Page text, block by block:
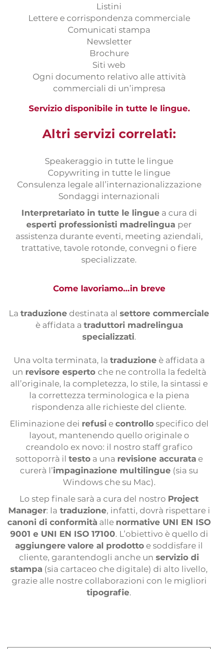
Listini
Lettere e corrispondenza commerciale
Comunicati stampa
Newsletter
Brochure
Siti web
Ogni documento relativo alle attività
commerciali di un’impresa
Servizio disponibile in tutte le lingue.
Altri servizi correlati:
Speakeraggio in tutte le lingue
Copywriting in tutte le lingue
Consulenza legale all’internazionalizzazione
Sondaggi internazionali
Interpretariato in tutte le lingue a cura di
esperti professionisti madrelingua per
assistenza durante eventi, meeting aziendali,
trattative, tavole rotonde, convegni o fiere
specializzate.
Come lavoriamo…in breve
La traduzione destinata al settore commerciale
è affidata a traduttori madrelingua
specializzati.
Una volta terminata, la traduzione è affidata a
un revisore esperto che ne controlla la fedeltà
all’originale, la completezza, lo stile, la sintassi e
la correttezza terminologica e la piena
rispondenza alle richieste del cliente.
Eliminazione dei refusi e controllospecifico del
layout, mantenendo quello originale o
creandolo ex novo: il nostro staff grafico
sottoporrà il testoa una revisione accuratae
curerà l’impaginazione multilingue (sia su
Windows che su Mac).
Lo step finale sarà a cura del nostro Project
Manager: la traduzione, infatti, dovrà rispettare i
canoni di conformità alle normative UNI EN ISO
9001 e UNI EN ISO 17100. L’obiettivo è quello di
aggiungere valore al prodotto e soddisfare il
cliente, garantendogli anche un servizio di
stampa (sia cartaceo che digitale) di alto livello,
grazie alle nostre collaborazioni con le migliori
tipografie.